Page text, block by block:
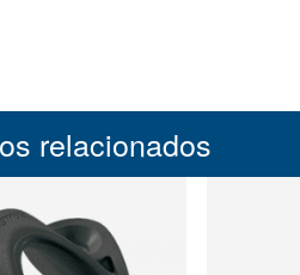
relacionados